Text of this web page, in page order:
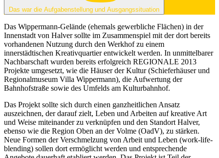
Das war die Aufgabenstellung und Ausgangssituation
Das Wippermann-Gelände (ehemals gewerbliche Flächen) in der
Innenstadt von Halver sollte im Zusammenspiel mit der dort bereits
vorhandenen Nutzung durch den Werkhof zu einem
innerstädtischen Kreativquartier entwickelt werden. In unmittelbarer
Nachbarschaft wurden bereits erfolgreich REGIONALE 2013
Projekte umgesetzt, wie die Häuser der Kultur (Schieferhäuser und
Regionalmuseum Villa Wippermann), die Aufwertung der
Bahnhofstraße sowie des Umfelds am Kulturbahnhof.
Das Projekt sollte sich durch einen ganzheitlichen Ansatz
auszeichnen, der darauf zielt, Leben und Arbeiten auf kreative Art
und Weise miteinander zu verknüpfen und den Standort Halver,
ebenso wie die Region Oben an der Volme (OadV), zu stärken.
Neue Formen der Verschmelzung von Arbeit und Leben (work-life-
blending) sollen dort ermöglicht werden und entsprechende